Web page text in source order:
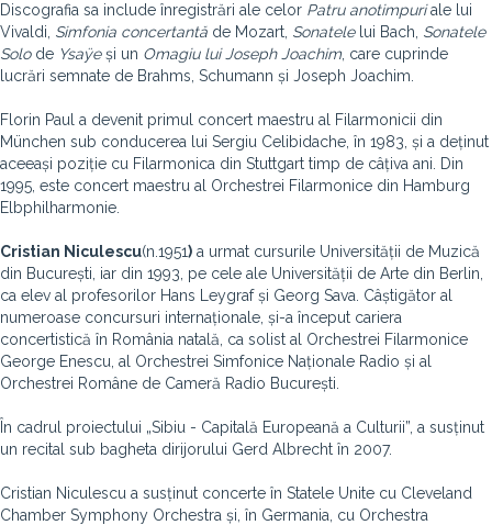
Discografia sa include înregistrări ale celor Patru anotimpuriale lui
Vivaldi, Simfonia concertantă de Mozart, Sonatelelui Bach, Sonatele
Solode Ysaÿeși un Omagiu lui Joseph Joachim, care cuprinde
lucrări semnate de Brahms, Schumann și Joseph Joachim.
Florin Paul a devenit primul concert maestru al Filarmonicii din
München sub conducerea lui Sergiu Celibidache, în 1983, și a deținut
aceeași poziție cu Filarmonica din Stuttgart timp de câțiva ani. Din
1995, este concert maestru al Orchestrei Filarmonice din Hamburg
Elbphilharmonie.
Cristian Niculescu(n.1951) a urmat cursurile Universității de Muzică
din București, iar din 1993, pe cele ale Universității de Arte din Berlin,
ca elev al profesorilor Hans Leygraf și Georg Sava. Câștigător al
numeroase concursuri internaționale, și-a început cariera
concertistică în România natală, ca solist al Orchestrei Filarmonice
George Enescu, al Orchestrei Simfonice Naționale Radio și al
Orchestrei Române de Cameră Radio București.
În cadrul proiectului „Sibiu - Capitală Europeană a Culturii”, a susținut
un recital sub bagheta dirijorului Gerd Albrecht în 2007.
Cristian Niculescu a susținut concerte în Statele Unite cu Cleveland
Chamber Symphony Orchestra și, în Germania, cu Orchestra